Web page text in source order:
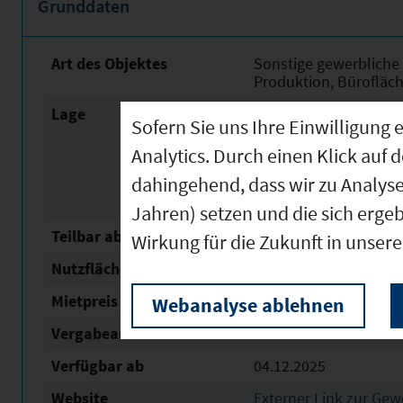
Grunddaten
Art des Objektes
Sonstige
Produktion,
Lage
Umgehungsstraße
entfernt
Binnenhafen
(ehemalige Post),
entfernt
Teilbar ab
1.000 m²
Nutzfläche
Mietpreis
1 € /m²
Vergabeart
Verkauf oder
Verfügbar ab
04.12.2025
Website
Externer Link zur
Sofern Sie uns Ihre Einwilligung
Analytics. Durch einen Klick auf
dahingehend, dass wir zu
Jahren) setzen und die sich
Wirkung für die Zukunft in
Webanalyse ablehnen